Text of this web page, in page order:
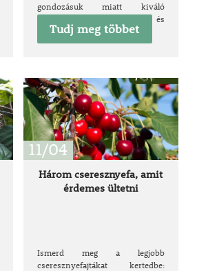
gondozásuk miatt kiváló
választás kisebb kertekbe és
erkélyekre.
Tudj meg többet
11/04
Három cseresznyefa, amit
érdemes ültetni
Ismerd meg a legjobb
cseresznyefajtákat kertedbe: